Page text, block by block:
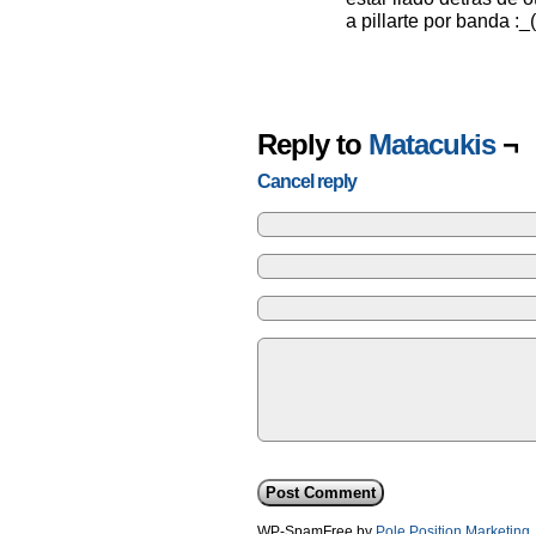
a pillarte por banda
Reply to Matacukis¬
Cancel reply